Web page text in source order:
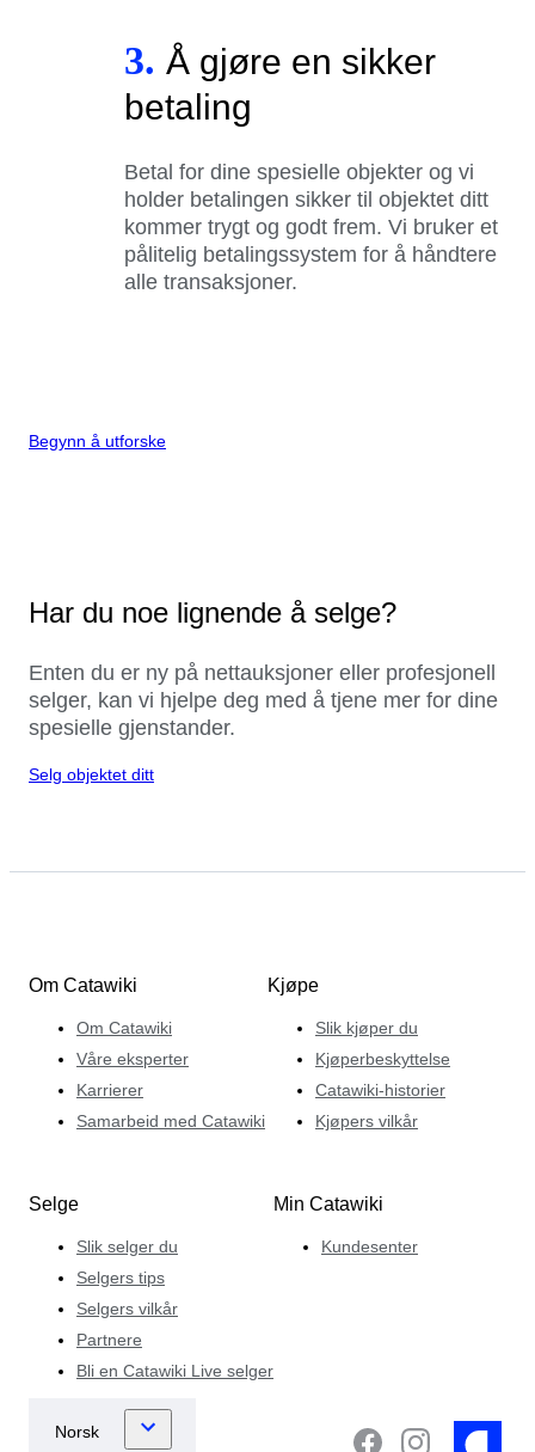
3. Å gjøre en sikker
betaling
Betal for dine spesielle objekter og vi
holder betalingen sikker til objektet ditt
kommer trygt og godt frem. Vi bruker et
pålitelig betalingssystem for å håndtere
alle transaksjoner.
Begynn å utforske
Har du noe lignende å selge?
Enten du er ny på nettauksjoner eller profesjonell
selger, kan vi hjelpe deg med å tjene mer for dine
spesielle gjenstander.
Selg objektet ditt
Om Catawiki
Om Catawiki
Våre eksperter
Karrierer
Samarbeid med Catawiki
Kjøpe
Slik kjøper du
Kjøperbeskyttelse
Catawiki-historier
Kjøpers vilkår
Selge
Slik selger du
Selgers tips
Selgers vilkår
Partnere
Bli en Catawiki Live selger
Min Catawiki
Kundesenter